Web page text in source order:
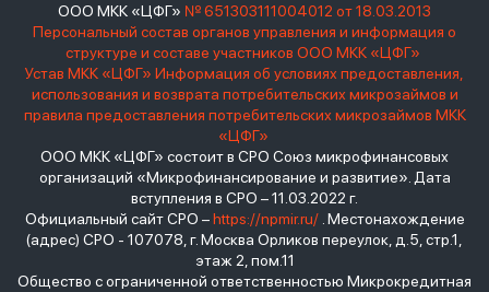
ООО МКК «ЦФГ» № 651303111004012 от 18.03.2013
Персональный состав органов управления и информация о
структуре и составе участников ООО МКК «ЦФГ»
Устав МКК «ЦФГ» Информация об условиях предоставления,
использования и возврата потребительских микрозаймов и
правила предоставления потребительских микрозаймов МКК
«ЦФГ»
ООО МКК «ЦФГ» состоит в СРО Союз микрофинансовых
организаций «Микрофинансирование и развитие». Дата
вступления в СРО – 11.03.2022 г.
Официальный сайт СРО –https://npmir.ru/. Местонахождение
(адрес) СРО - 107078, г. Москва Орликов переулок, д.5, стр.1,
этаж 2, пом.11
Общество с ограниченной ответственностью Микрокредитная